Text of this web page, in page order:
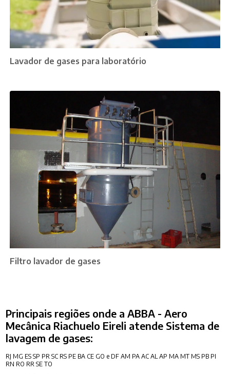
Lavador de gases para laboratório
Filtro lavador de gases
Principais regiões onde a ABBA - Aero
Mecânica Riachuelo Eireli atende Sistema de
lavagem de gases:
RJ MG ES SP PR SC RS PE BA CE GO e DF AM PA AC AL AP MA MT MS PB PI
RN RO RR SE TO